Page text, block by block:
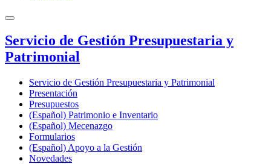
Servicio de Gestión Presupuestaria y
Patrimonial
Servicio de Gestión Presupuestaria y Patrimonial
Presentación
Presupuestos
(Español) Patrimonio e Inventario
(Español) Mecenazgo
Formularios
(Español) Apoyo a la Gestión
Novedades